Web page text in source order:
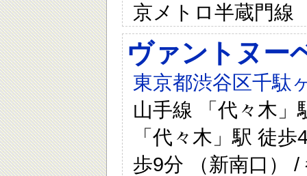
京メトロ半蔵門線
ヴァントヌー
東京都渋谷区千駄
山手線 「代々木」
「代々木」駅 徒
歩9分 （新南口）